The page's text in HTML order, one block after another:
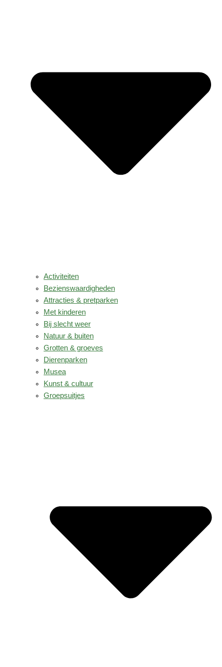
Activiteiten
Bezienswaardigheden
Attracties & pretparken
Met kinderen
Bij slecht weer
Natuur & buiten
Grotten & groeves
Dierenparken
Musea
Kunst & cultuur
Groepsuitjes